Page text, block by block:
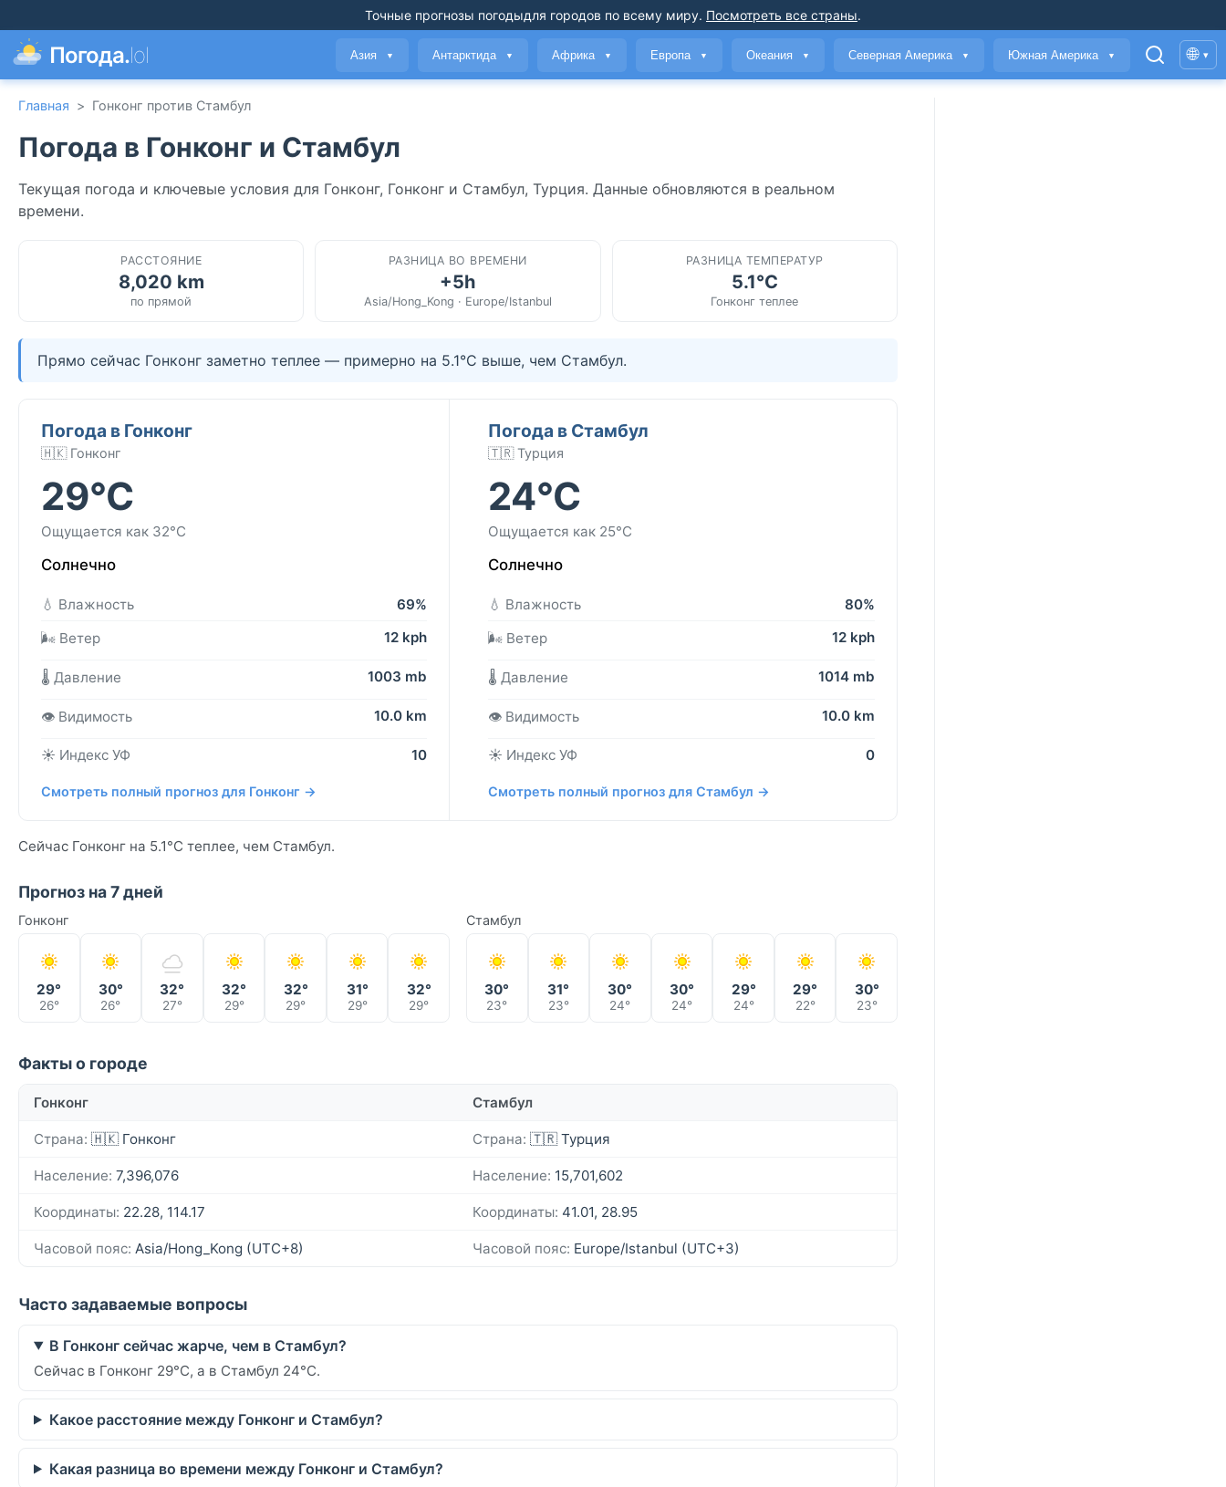
Точные прогнозы погодыдля городов по всему миру. Посмотреть все страны.
Погода.lol Азия ▼ Антарктида ▼ Африка ▼ Европа ▼ Океания ▼ Северная Америка ▼ Южная Америка ▼ 🌐 ▾
Главная > Гонконг против Стамбул
Погода в Гонконг и Стамбул
Текущая погода и ключевые условия для Гонконг, Гонконг и Стамбул, Турция. Данные обновляются в реальном
времени.
РАССТОЯНИЕ
8,020 km
по прямой
РАЗНИЦА ВО ВРЕМЕНИ
+5h
Asia/Hong_Kong · Europe/Istanbul
РАЗНИЦА ТЕМПЕРАТУР
5.1°C
Гонконг теплее
Прямо сейчас Гонконг заметно теплее — примерно на 5.1°C выше, чем Стамбул.
Погода в Гонконг
🇭🇰 Гонконг
29°C
Ощущается как 32°C
Солнечно
💧 Влажность
69%
🌬️ Ветер
12 kph
🌡️ Давление 1003 mb
👁️ Видимость 10.0 km
☀️ Индекс УФ 10
Смотреть полный прогноз для Гонконг →
Погода в Стамбул
🇹🇷 Турция
24°C
Ощущается как 25°C
Солнечно
💧 Влажность
80%
🌬️ Ветер
12 kph
🌡️ Давление 1014 mb
👁️ Видимость 10.0 km
☀️ Индекс УФ 0
Смотреть полный прогноз для Стамбул →
Сейчас Гонконг на 5.1°C теплее, чем Стамбул.
Прогноз на 7 дней
Гонконг
29°
26°
30°
26°
32°
27°
32°
29°
32°
29°
31°
29°
32°
29°
Стамбул
30°
23°
31°
23°
30°
24°
30°
24°
29°
24°
29°
22°
30°
23°
Факты о городе
Гонконг Стамбул
Страна: 🇭🇰 Гонконг Страна: 🇹🇷 Турция
Население: 7,396,076 Население: 15,701,602
Координаты: 22.28, 114.17 Координаты: 41.01, 28.95
Часовой пояс: Asia/Hong_Kong (UTC+8) Часовой пояс: Europe/Istanbul (UTC+3)
Часто задаваемые вопросы
В Гонконг сейчас жарче, чем в Стамбул?
Сейчас в Гонконг 29°C, а в Стамбул 24°C.
Какое расстояние между Гонконг и Стамбул?
Какая разница во времени между Гонконг и Стамбул?